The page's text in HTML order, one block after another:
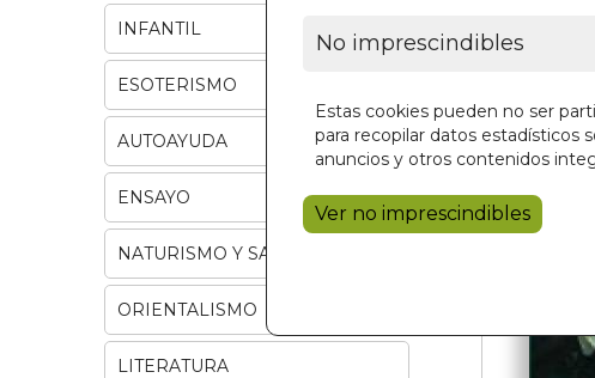
No imprescindibles
Estas cookies pueden no ser
para recopilar datos estadísticos
anuncios y otros contenidos
Ver no imprescindibles
INFANTIL
ESOTERISMO
AUTOAYUDA
ENSAYO
NATURISMO Y SALUD
ORIENTALISMO
LITERATURA